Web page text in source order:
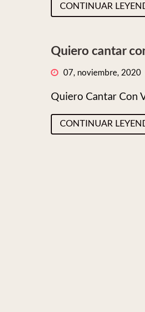
CONTINUAR
Quiero cantar
07, noviembre, 2020
Quiero Cantar Con
CONTINUAR